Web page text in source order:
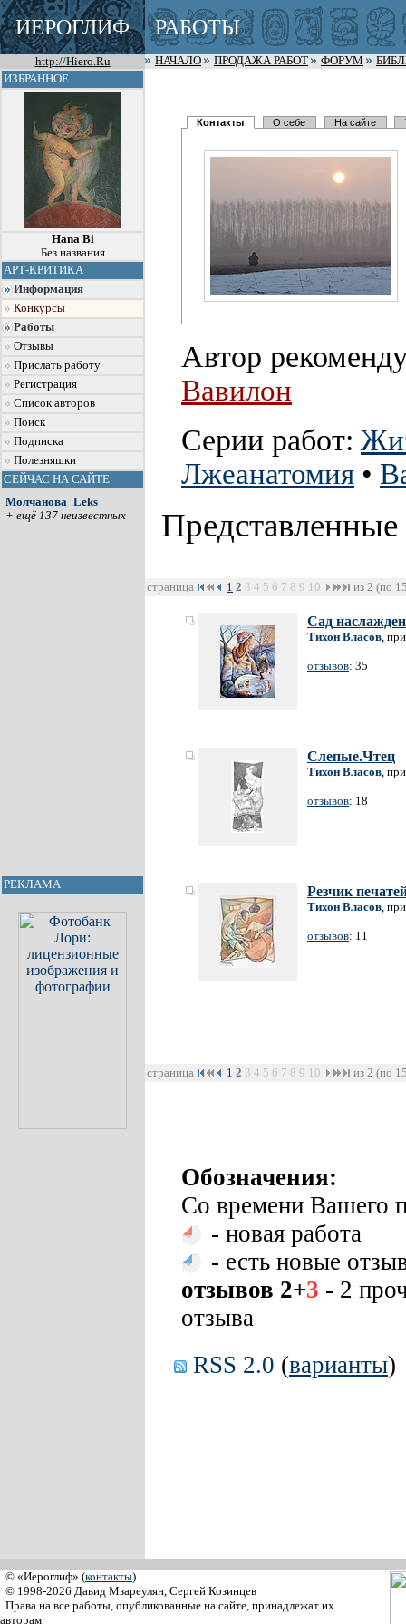
ИЕРОГЛИФ РАБОТЫ
http://Hiero.Ru НАЧАЛО ПРОДАЖА РАБОТ ФОРУМ
ИЗБРАННОЕ
Hana Bi
Без названия
АРТ-КРИТИКА
Информация
Конкурсы
Работы
Отзывы
Прислать работу
Регистрация
Список авторов
Поиск
Подписка
Полезняшки
СЕЙЧАС НА САЙТЕ
Молчанова_Leks
+ ещё 137 неизвестных
РЕКЛАМА
Контакты О себе На сайте
Автор
Вавилон
Серии работ:
Лжеанатомия •
страница 1 2 3 4 5 6 7 8 9 10 из 2 (по
Сад
Тихон Власов,
отзывов: 35
Слепые.Чтец
Тихон Власов,
отзывов: 18
Резчик
Тихон Власов,
отзывов: 11
страница 1 2 3 4 5 6 7 8 9 10 из 2 (по
Обозначения:
Со времени Вашего
- новая работа
- есть новые
отзывов 2+3 - 2
отзыва
RSS 2.0 (варианты)
© «Иероглиф» (контакты)
© 1998-2026 Давид Мзареулян, Сергей Козинцев
Права на все работы, опубликованные на сайте, принадлежат их
авторам